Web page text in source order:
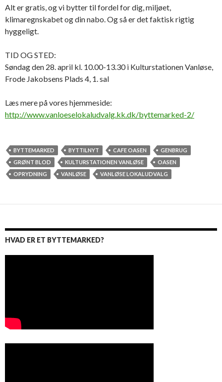
Alt er gratis, og vi bytter til fordel for dig, miljøet,
klimaregnskabet og din nabo. Og så er det faktisk rigtig
hyggeligt.
TID OG STED:
Søndag den 28. april kl. 10.00-13.30 i Kulturstationen Vanløse,
Frode Jakobsens Plads 4, 1. sal
Læs mere på vores hjemmeside:
http://www.vanloeselokaludvalg.kk.dk/byttemarked-2/
BYTTEMARKED BYTTILNYT CAFE OASEN
GENBRUG
GRØNT BLOD
KULTURSTATIONEN VANLØSE
OASEN
OPRYDNING
VANLØSE VANLØSE LOKALUDVALG
HVAD ER ET BYTTEMARKED?